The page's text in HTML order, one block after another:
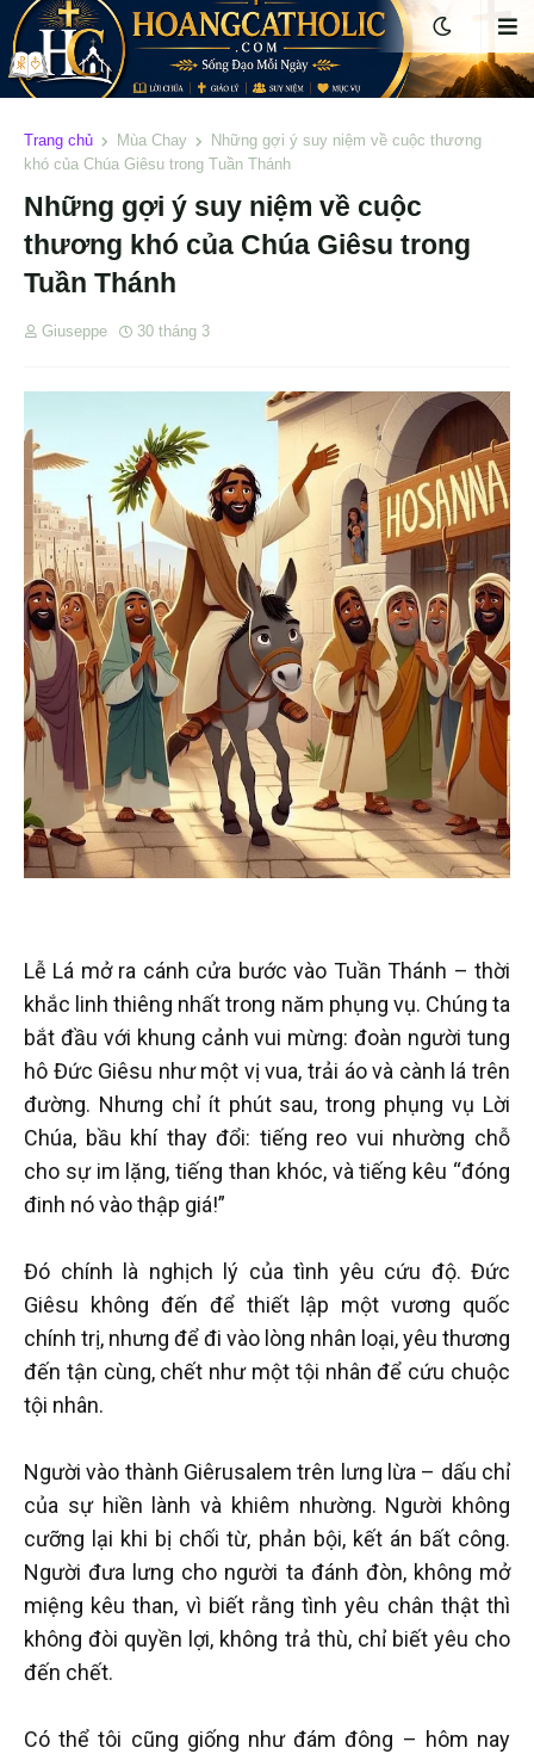
Trang chủ Mùa Chay
Những gợi ý suy niệm về cuộc thương
khó của Chúa Giêsu trong Tuần Thánh
Những gợi ý suy niệm về cuộc
thương khó của Chúa Giêsu trong
Tuần Thánh
Giuseppe 30 tháng 3
Lễ Lá mở ra cánh cửa bước vào Tuần Thánh – thời
khắc linh thiêng nhất trong năm phụng vụ. Chúng ta
bắt đầu với khung cảnh vui mừng: đoàn người tung
hô Đức Giêsu như một vị vua, trải áo và cành lá trên
đường. Nhưng chỉ ít phút sau, trong phụng vụ Lời
Chúa, bầu khí thay đổi: tiếng reo vui nhường chỗ
cho sự im lặng, tiếng than khóc, và tiếng kêu “đóng
đinh nó vào thập giá!”
Đó chính là nghịch lý của tình yêu cứu độ. Đức
Giêsu không đến để thiết lập một vương quốc
chính trị, nhưng để đi vào lòng nhân loại, yêu thương
đến tận cùng, chết như một tội nhân để cứu chuộc
tội nhân.
Người vào thành Giêrusalem trên lưng lừa – dấu chỉ
của sự hiền lành và khiêm nhường. Người không
cưỡng lại khi bị chối từ, phản bội, kết án bất công.
Người đưa lưng cho người ta đánh đòn, không mở
miệng kêu than, vì biết rằng tình yêu chân thật thì
không đòi quyền lợi, không trả thù, chỉ biết yêu cho
đến chết.
Có thể tôi cũng giống như đám đông – hôm nay